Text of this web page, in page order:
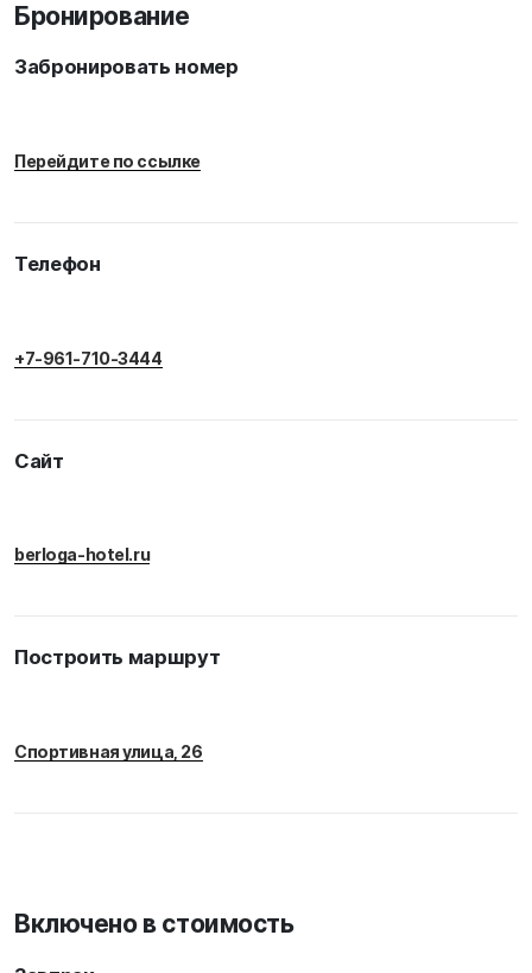
Бронирование
Забронировать номер
Перейдите по ссылке
Телефон
+7-961-710-3444
Сайт
berloga-hotel.ru
Построить маршрут
Спортивная улица, 26
Включено в стоимость